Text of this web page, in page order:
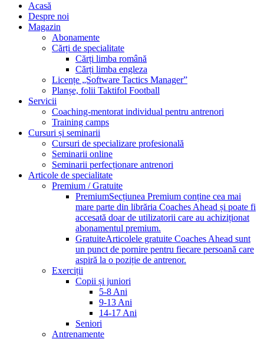
Acasă
Despre noi
Magazin
Abonamente
Cărți de specialitate
Cărți limba română
Cărți limba engleza
Licențe „Software Tactics Manager”
Planșe, folii Taktifol Football
Servicii
Coaching-mentorat individual pentru antrenori
Training camps
Cursuri și seminarii
Cursuri de specializare profesională
Seminarii online
Seminarii perfecționare antrenori
Articole de specialitate
Premium / Gratuite
PremiumSecțiunea Premium conține cea mai
mare parte din librăria Coaches Ahead și poate fi
accesată doar de utilizatorii care au achiziționat
abonamentul premium.
GratuiteArticolele gratuite Coaches Ahead sunt
un punct de pornire pentru fiecare persoană care
aspiră la o poziție de antrenor.
Exerciții
Copii și juniori
5-8 Ani
9-13 Ani
14-17 Ani
Seniori
Antrenamente